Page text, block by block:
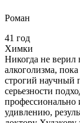
Роман
41 год
Химки
Никогда не верил
алкоголизма,
строгий научный
серьезности
удивлению,